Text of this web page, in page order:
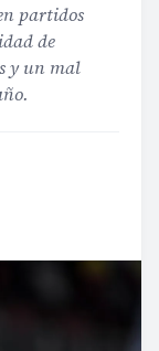
partidos
de
y un mal